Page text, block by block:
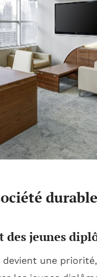
durable
des jeunes
devient une